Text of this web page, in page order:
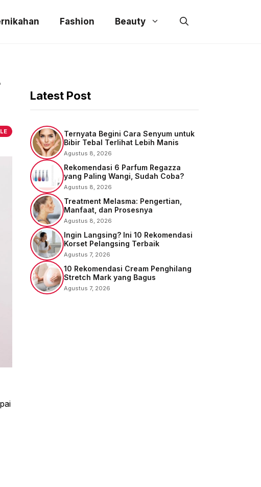
Fashion Beauty
Latest Post
Ternyata Begini Cara Senyum untuk
Bibir Tebal Terlihat Lebih Manis
Agustus 8, 2026
Rekomendasi 6 Parfum Regazza
yang Paling Wangi, Sudah Coba?
Agustus 8, 2026
Treatment Melasma: Pengertian,
Manfaat, dan Prosesnya
Agustus 8, 2026
Ingin Langsing? Ini 10 Rekomendasi
Korset Pelangsing Terbaik
Agustus 7, 2026
10 Rekomendasi Cream Penghilang
Stretch Mark yang Bagus
Agustus 7, 2026